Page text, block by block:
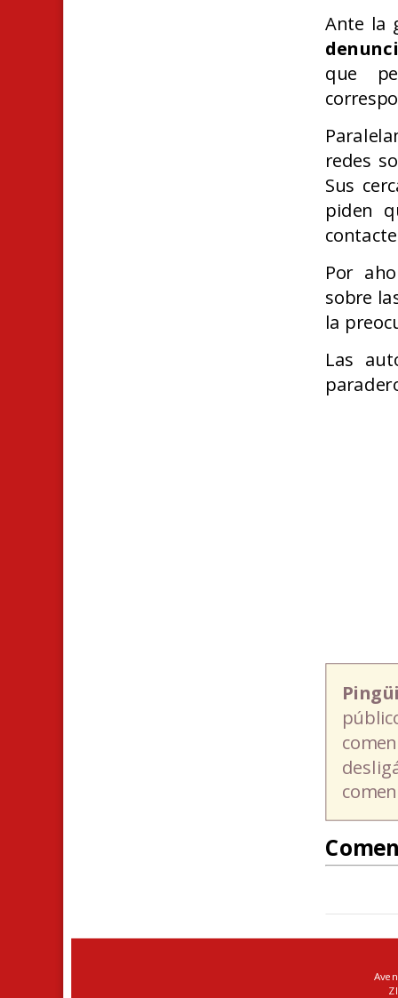
Ante la
que
redes
Sus
piden
Por
sobre
la
Las